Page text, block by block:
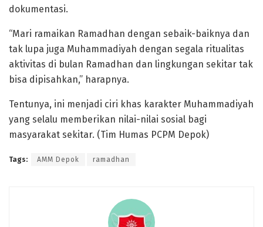
dokumentasi.
“Mari ramaikan Ramadhan dengan sebaik-baiknya dan
tak lupa juga Muhammadiyah dengan segala ritualitas
aktivitas di bulan Ramadhan dan lingkungan sekitar tak
bisa dipisahkan,” harapnya.
Tentunya, ini menjadi ciri khas karakter Muhammadiyah
yang selalu memberikan nilai-nilai sosial bagi
masyarakat sekitar. (Tim Humas PCPM Depok)
Tags: AMM Depok ramadhan